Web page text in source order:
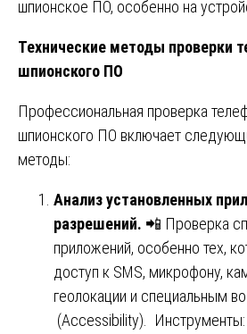
шпионское ПО, особенно на
Технические методы проверки
шпионского ПО
Профессиональная проверка
шпионского ПО включает
методы:
Анализ установленных
разрешений. 📲 Проверка
приложений, особенно тех,
доступ к SMS, микрофону,
геолокации и специальным
(Accessibility).